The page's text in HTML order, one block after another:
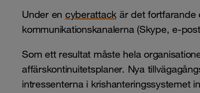
Under en cyberattack är det fortfarande
kommunikationskanalerna (Skype, e-
Som ett resultat måste hela
affärskontinuitetsplaner. Nya
intressenterna i krishanteringssystemet